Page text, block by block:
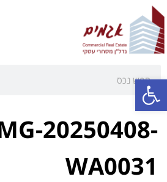
20250408-
WA0031
פתח סרגל נגישות